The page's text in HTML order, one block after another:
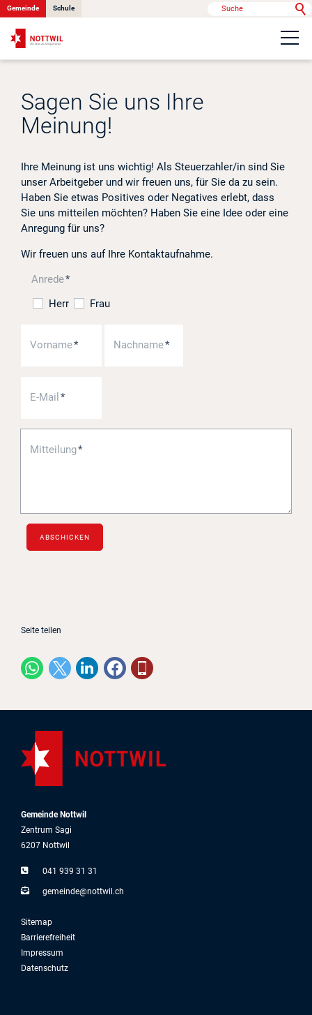
Politik & Verwaltung
Onlinedienste
Kontakt
Gemeinde Schule
Anlässe
Barrierefrei
Sagen Sie uns Ihre
Meinung!
Ihre Meinung ist uns wichtig! Als Steuerzahler/in sind Sie
unser Arbeitgeber und wir freuen uns, für Sie da zu sein.
Haben Sie etwas Positives oder Negatives erlebt, dass
Sie uns mitteilen möchten? Haben Sie eine Idee oder eine
Anregung für uns?
Wir freuen uns auf Ihre Kontaktaufnahme.
Anrede*
Herr
Frau
Vorname* Nachname*
E-Mail *
Mitteilung*
ABSCHICKEN
Seite teilen
Gemeinde Nottwil
Zentrum Sagi
6207 Nottwil
041 939 31 31
g m nd n ttw l ch
Sitemap
Barrierefreiheit
Impressum
Datenschutz